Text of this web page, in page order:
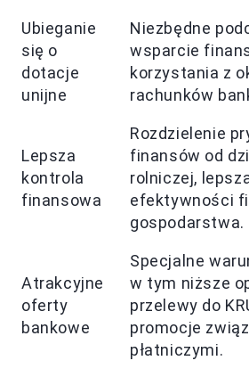
Ubieganie
się o
dotacje
unijne
Niezbędne
wsparcie
korzystania z
rachunków
Lepsza
kontrola
finansowa
Rozdzielenie
finansów od
rolniczej,
efektywności
gospodarstwa.
Atrakcyjne
oferty
bankowe
Specjalne
w tym niższe
przelewy do
promocje
płatniczymi.